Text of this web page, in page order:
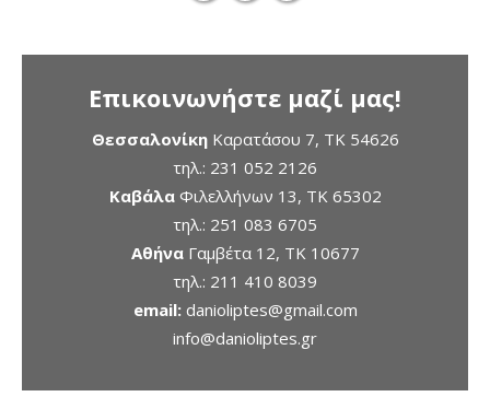
Επικοινωνήστε μαζί μας!
ΘεσσαλονίκηΚαρατάσου 7, TK 54626
τηλ.: 231 052 2126
ΚαβάλαΦιλελλήνων 13, ΤΚ 65302
τηλ.: 251 083 6705
ΑθήναΓαμβέτα 12, ΤΚ 10677
τηλ.: 211 410 8039
email: danioliptes@gmail.com
info@danioliptes.gr